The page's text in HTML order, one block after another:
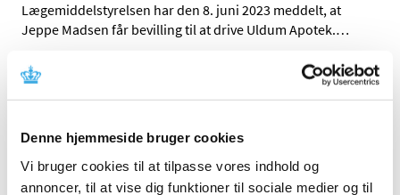
Denne hjemmeside bruger cookies
Vi bruger cookies til at tilpasse vores indhold og
annoncer, til at vise dig funktioner til sociale medier og til
Lægemiddelstyrelsen har den 8. juni 2023 meddelt, at
Jeppe Madsen får bevilling til at drive Uldum Apotek.…
Ledig bevilling til Svendborg Sct. Nicolai
Apotek
Bevillingen til at drive Svendborg Sct. Nicolai Apotek er
ledig pr. 1. februar 2024. Bevillingen er opslået ledig